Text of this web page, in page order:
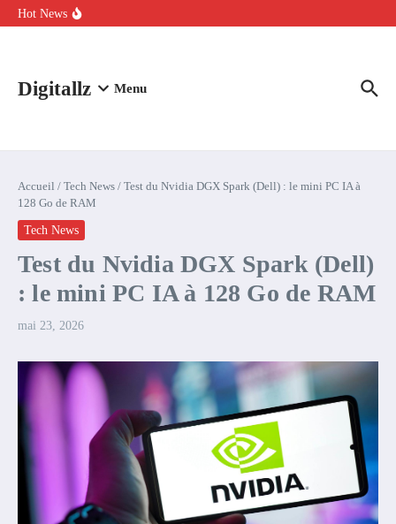
Aller au contenu
Hot News
Comment l’IA simplifie la data de caisse pour la transformer en
Digitallz Menu
Accueil / Tech News / Test du Nvidia DGX Spark (Dell) : le mini PC IA à
128 Go de RAM
Tech News
Test du Nvidia DGX Spark (Dell)
: le mini PC IA à 128 Go de RAM
mai 23, 2026